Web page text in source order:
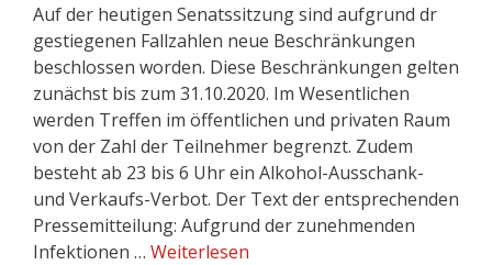
Auf der heutigen Senatssitzung sind aufgrund dr
gestiegenen Fallzahlen neue Beschränkungen
beschlossen worden. Diese Beschränkungen gelten
zunächst bis zum 31.10.2020. Im Wesentlichen
werden Treffen im öffentlichen und privaten Raum
von der Zahl der Teilnehmer begrenzt. Zudem
besteht ab 23 bis 6 Uhr ein Alkohol-Ausschank-
und Verkaufs-Verbot. Der Text der entsprechenden
Pressemitteilung: Aufgrund der zunehmenden
Infektionen … Weiterlesen